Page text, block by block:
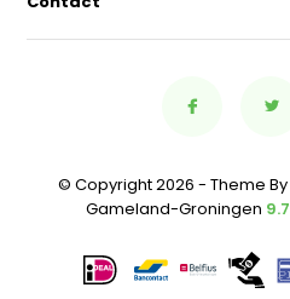
© Copyright 2026 - Theme By
Gameland-Groningen 9.7